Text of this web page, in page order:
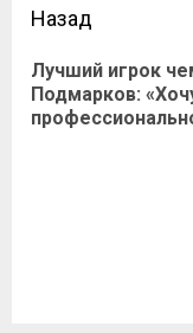
Назад
Лучший игрок
Подмарков: